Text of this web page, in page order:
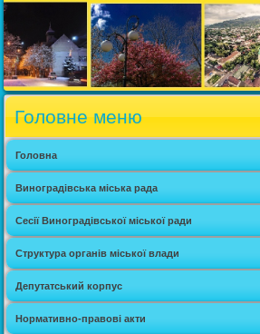
Головне меню
Головна
Виноградівська міська рада
Сесії Виноградівської міської ради
Структура органів міської влади
Депутатський корпус
Нормативно-правові акти